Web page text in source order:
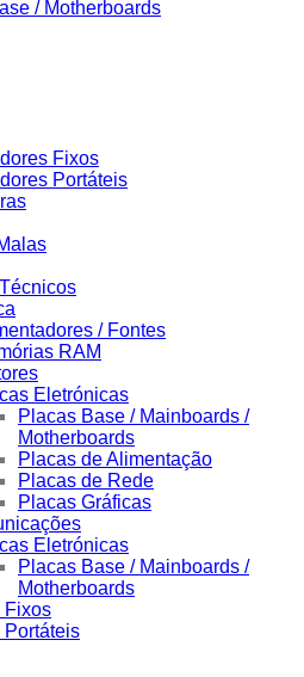
/ Motherboards
Fixos
Portáteis
/ Fontes
RAM
Eletrónicas
Placas Base / Mainboards /
Motherboards
Placas de Alimentação
Placas de Rede
Placas Gráficas
Eletrónicas
Placas Base / Mainboards /
Motherboards
Fixos
Portáteis